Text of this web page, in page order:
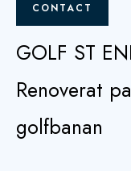
CONTACT
GOLF ST
Renoverat
golfbanan